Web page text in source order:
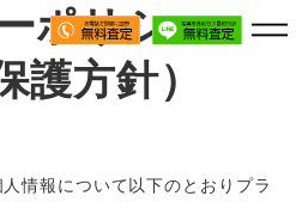
ポリシー
護方針）
情報について以下のとおりプラ